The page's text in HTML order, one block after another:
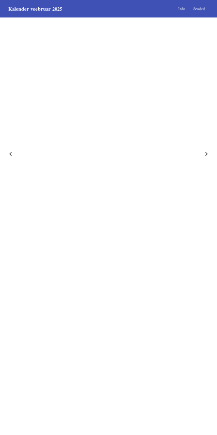
Kalender veebruar 2025 Info Seaded